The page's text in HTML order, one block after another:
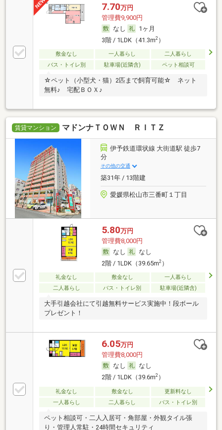
7.70万円
管理費9,900円
なし
1ヶ月
3階 / 1LDK（41.3m2）
敷金なし 一人暮らし
二人暮らし
バス・トイレ別
駐車場(近隣含) ペット相談可
☆ペット（小型犬・猫）2匹まで飼育可能☆ ネット
無料♪ 宅配ＢＯＸ♪
賃貸マンション マドンナＴＯＷＮ ＲＩＴＺ
伊予鉄道環状線 大街道駅 徒歩7
分
その他の交通
築31年 / 13階建
愛媛県松山市三番町１丁目
5.80万円
管理費8,000円
なし
なし
2階 / 1LDK（39.65m2）
礼金なし 敷金なし
一人暮らし
二人暮らし
バス・トイレ別 駐車場(近隣含)
大手引越会社にて引越無料サービス実施中！段ボール
プレゼント！
6.05万円
管理費8,000円
なし
なし
2階 / 1LDK（39.6m2）
礼金なし 敷金なし
更新料なし
一人暮らし
二人暮らし バス・トイレ別
ペット相談可・二人入居可・角部屋・外観タイル張
り・管理人常駐・24時間セキュリティ